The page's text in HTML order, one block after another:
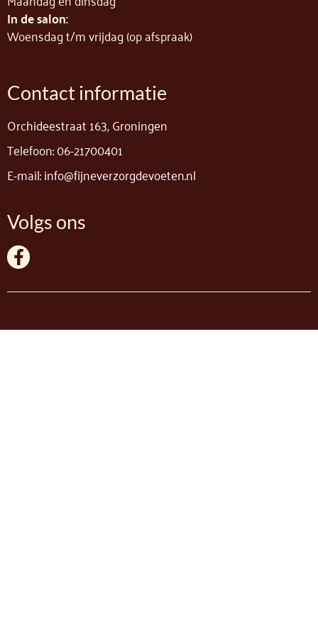
In de salon:
Woensdag t/m vrijdag (op afspraak)
Contact informatie
Orchideestraat 163, Groningen
Telefoon: 06-21700401
E-mail: info@fijneverzorgdevoeten.nl
Volgs ons